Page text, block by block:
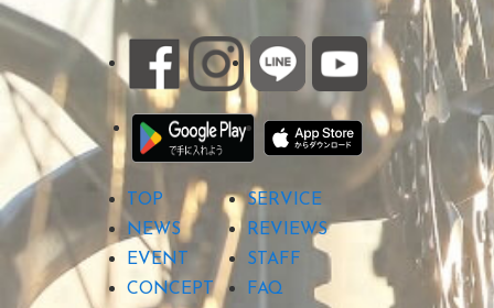
TOP
SERVICE
NEWS
REVIEWS
EVENT
STAFF
CONCEPT
FAQ